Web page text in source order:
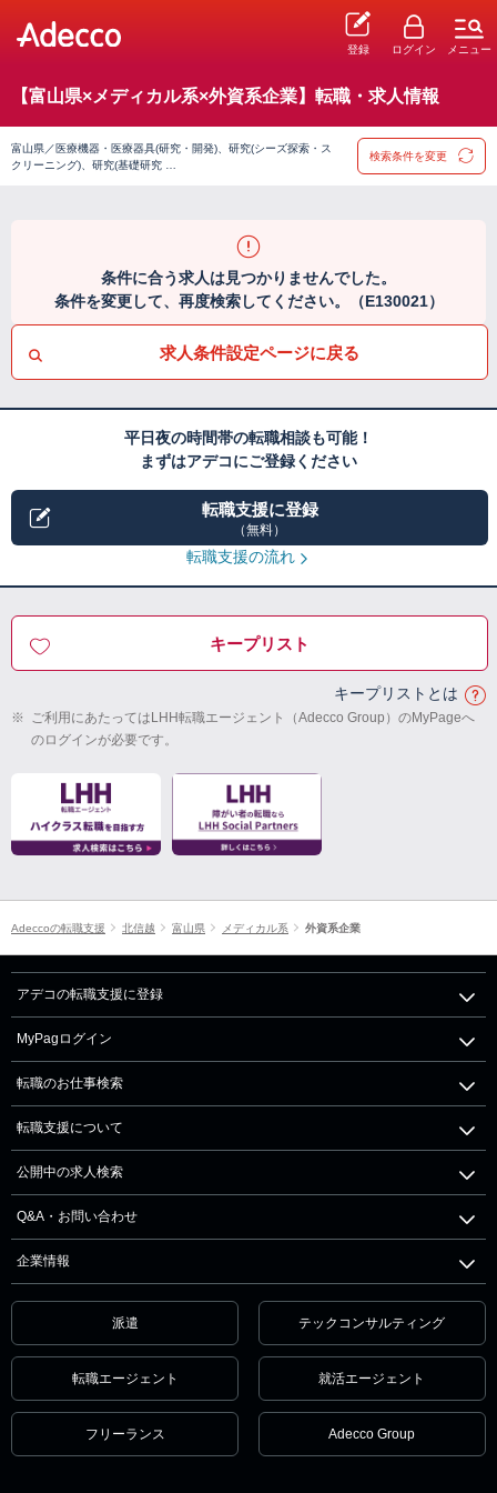
登録 ログイン メニュー
【富山県×メディカル系×外資系企業】転職・求人情報
富山県／医療機器・医療器具(研究・開発)、研究(シーズ探索・ス
クリーニング)、研究(基礎研究 …
検索条件を変更
条件に合う求人は見つかりませんでした。
条件を変更して、再度検索してください。（E130021）
求人条件設定ページに戻る
平日夜の時間帯の転職相談も可能！
まずはアデコにご登録ください
転職支援に登録
（無料）
転職支援の流れ
キープリスト
キープリストとは
※ ご利用にあたってはLHH転職エージェント（Adecco Group）のMyPageへ
のログインが必要です。
Adeccoの転職支援 北信越 富山県 メディカル系 外資系企業
アデコの転職支援に登録
MyPagログイン
転職のお仕事検索
転職支援について
公開中の求人検索
Q&A・お問い合わせ
企業情報
派遣 テックコンサルティング
転職エージェント 就活エージェント
フリーランス Adecco Group